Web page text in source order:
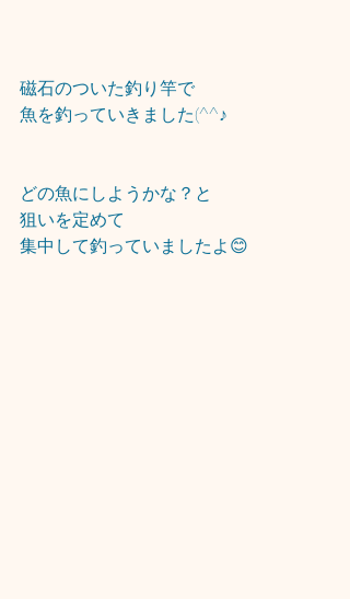
磁石のついた釣り竿で
魚を釣っていきました(^^♪
どの魚にしようかな？と
狙いを定めて
集中して釣っていましたよ😊